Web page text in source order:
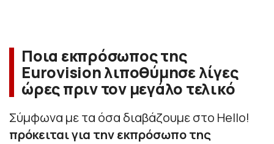
Ποια εκπρόσωπος της
Eurovision λιποθύμησε λίγες
ώρες πριν τον μεγάλο τελικό
Σύμφωνα με τα όσα διαβάζουμε στο Hello!
πρόκειται για την εκπρόσωπο της